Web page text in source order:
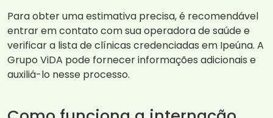
Para obter uma estimativa precisa, é recomendável
entrar em contato com sua operadora de saúde e
verificar a lista de clínicas credenciadas em Ipeúna. A
Grupo ViDA pode fornecer informações adicionais e
auxiliá-lo nesse processo.